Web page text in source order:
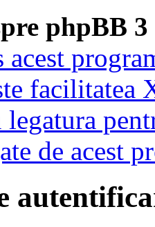
phpBB 3
acest
facilitatea
legatura
de acest